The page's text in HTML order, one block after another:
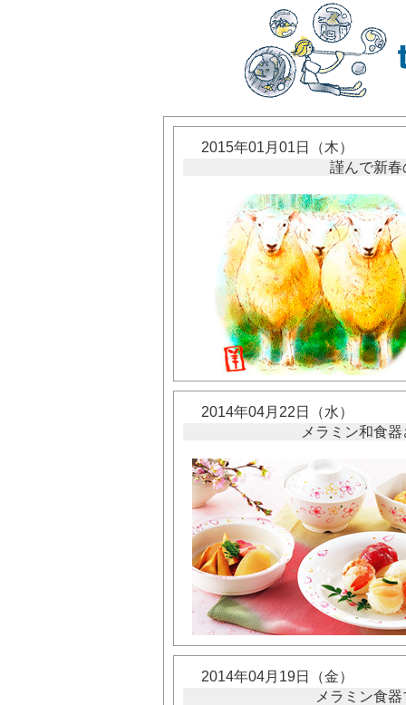
2015年01月01日（木）
謹んで新春
2014年04月22日（水）
メラミン和食器
2014年04月19日（金）
メラミン食器